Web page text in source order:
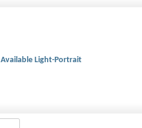
Available Light-Portrait